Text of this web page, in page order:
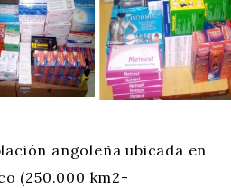
angoleña ubicada en
(250.000 km2-